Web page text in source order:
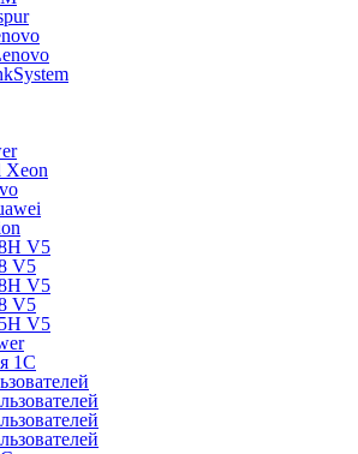
Xeon
V5
V5
V5
V5
V5
1C